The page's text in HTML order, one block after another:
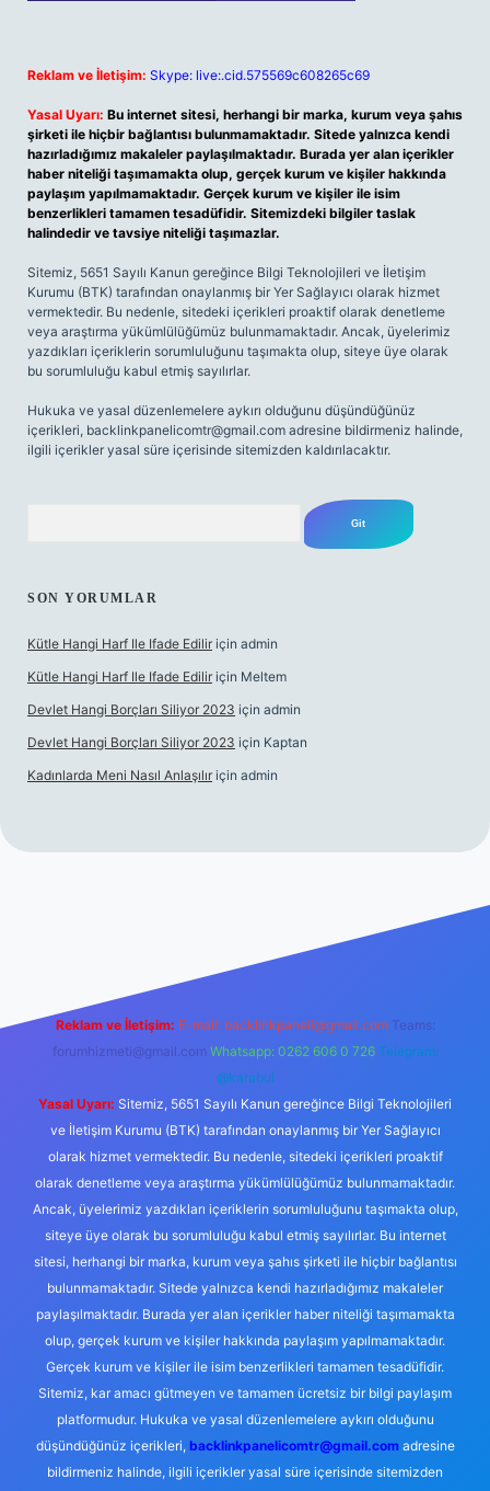
Reklam ve İletişim: Skype: live:.cid.575569c608265c69
Yasal Uyarı: Bu internet sitesi, herhangi bir marka, kurum veya şahıs
şirketi ile hiçbir bağlantısı bulunmamaktadır. Sitede yalnızca kendi
hazırladığımız makaleler paylaşılmaktadır. Burada yer alan içerikler
haber niteliği taşımamakta olup, gerçek kurum ve kişiler hakkında
paylaşım yapılmamaktadır. Gerçek kurum ve kişiler ile isim
benzerlikleri tamamen tesadüfidir. Sitemizdeki bilgiler taslak
halindedir ve tavsiye niteliği taşımazlar.
Sitemiz, 5651 Sayılı Kanun gereğince Bilgi Teknolojileri ve İletişim
Kurumu (BTK) tarafından onaylanmış bir Yer Sağlayıcı olarak hizmet
vermektedir. Bu nedenle, sitedeki içerikleri proaktif olarak denetleme
veya araştırma yükümlülüğümüz bulunmamaktadır. Ancak, üyelerimiz
yazdıkları içeriklerin sorumluluğunu taşımakta olup, siteye üye olarak
bu sorumluluğu kabul etmiş sayılırlar.
Hukuka ve yasal düzenlemelere aykırı olduğunu düşündüğünüz
içerikleri, backlinkpanelicomtr@gmail.com adresine bildirmeniz halinde,
ilgili içerikler yasal süre içerisinde sitemizden kaldırılacaktır.
SON YORUMLAR
Kütle Hangi Harf Ile Ifade Edilir için admin
Kütle Hangi Harf Ile Ifade Edilir için Meltem
Devlet Hangi Borçları Siliyor 2023 için admin
Devlet Hangi Borçları Siliyor 2023 için Kaptan
Kadınlarda Meni Nasıl Anlaşılır için admin
Betexper giriş adresi
Reklam ve İletişim: E-mail: backlinkpaneli@gmail.com Teams:
forumhizmeti@gmail.com Whatsapp: 0262 606 0 726 Telegram:
@karabul
Yasal Uyarı: Sitemiz, 5651 Sayılı Kanun gereğince Bilgi Teknolojileri
ve İletişim Kurumu (BTK) tarafından onaylanmış bir Yer Sağlayıcı
olarak hizmet vermektedir. Bu nedenle, sitedeki içerikleri proaktif
olarak denetleme veya araştırma yükümlülüğümüz bulunmamaktadır.
Ancak, üyelerimiz yazdıkları içeriklerin sorumluluğunu taşımakta olup,
siteye üye olarak bu sorumluluğu kabul etmiş sayılırlar. Bu internet
sitesi, herhangi bir marka, kurum veya şahıs şirketi ile hiçbir bağlantısı
bulunmamaktadır. Sitede yalnızca kendi hazırladığımız makaleler
paylaşılmaktadır. Burada yer alan içerikler haber niteliği taşımamakta
olup, gerçek kurum ve kişiler hakkında paylaşım yapılmamaktadır.
Gerçek kurum ve kişiler ile isim benzerlikleri tamamen tesadüfidir.
Sitemiz, kar amacı gütmeyen ve tamamen ücretsiz bir bilgi paylaşım
platformudur. Hukuka ve yasal düzenlemelere aykırı olduğunu
düşündüğünüz içerikleri, backlinkpanelicomtr@gmail.comadresine
bildirmeniz halinde, ilgili içerikler yasal süre içerisinde sitemizden